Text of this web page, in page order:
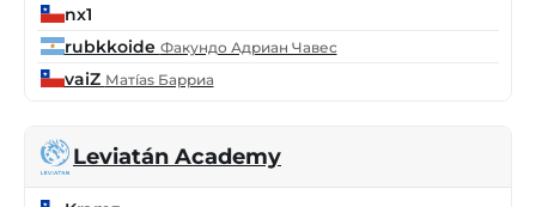
nx1
rubkkoide Факундо Адриан Чавес
vaiZ Матías Барриа
Leviatán Academy